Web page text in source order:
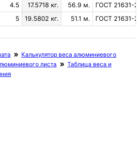
4.5 17.5718 кг. 56.9 м.
ГОСТ 21631-
5 19.5802 кг. 51.1 м. ГОСТ 21631-
Калькулятор веса алюминиевого
листа
Таблица веса и